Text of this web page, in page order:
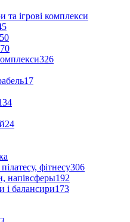
та ігрові комплекси
326
17
24
фітнесу306
напівсферы192
і балансири173